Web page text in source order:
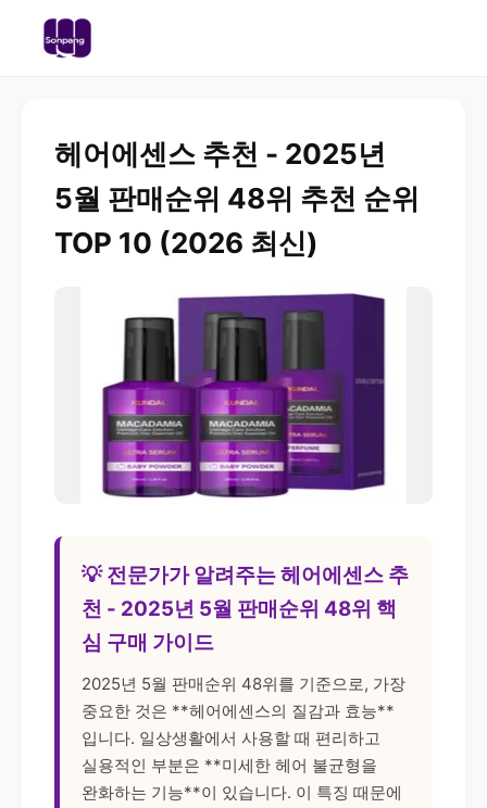
헤어에센스 추천 - 2025년
5월 판매순위 48위 추천 순위
TOP 10 (2026 최신)
💡 전문가가 알려주는 헤어에센스 추
천 - 2025년 5월 판매순위 48위 핵
심 구매 가이드
2025년 5월 판매순위 48위를 기준으로, 가장
중요한 것은 **헤어에센스의 질감과 효능**
입니다. 일상생활에서 사용할 때 편리하고
실용적인 부분은 **미세한 헤어 불균형을
완화하는 기능**이 있습니다. 이 특징 때문에